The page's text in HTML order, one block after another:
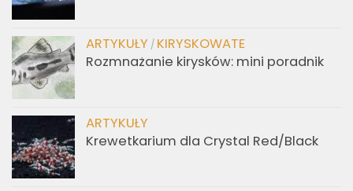
ARTYKUŁY / KIRYSKOWATE
Rozmnażanie kirysków: mini poradnik
ARTYKUŁY
Krewetkarium dla Crystal Red/Black